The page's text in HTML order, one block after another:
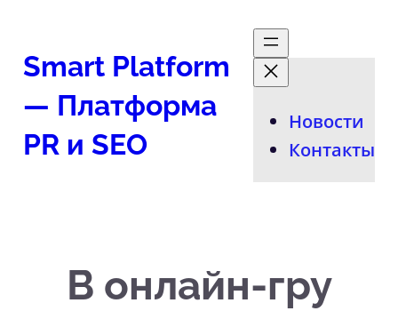
содержимому
Smart Platform
— Платформа
PR и SEO
Новости
Контакты
В онлайн-гру